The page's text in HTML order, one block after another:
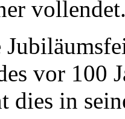
vor 100
dies in